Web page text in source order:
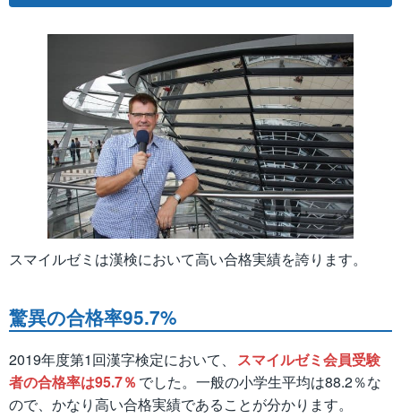
スマイルゼミは漢検において高い合格実績を誇ります。
驚異の合格率95.7%
2019年度第1回漢字検定において、
スマイルゼミ会員受験
者の合格率は95.7％ でした。一般の小学生平均は88.2％な
ので、かなり高い合格実績であることが分かります。